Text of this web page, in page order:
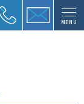
MENU